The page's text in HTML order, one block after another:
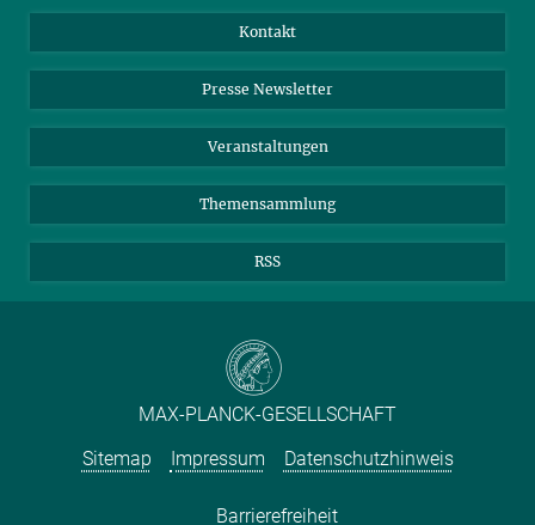
TikTok
Instagram
YouTube
Kontakt
Presse Newsletter
Veranstaltungen
Themensammlung
RSS
MAX-PLANCK-GESELLSCHAFT
Sitemap
Impressum Datenschutzhinweis
Barrierefreiheit